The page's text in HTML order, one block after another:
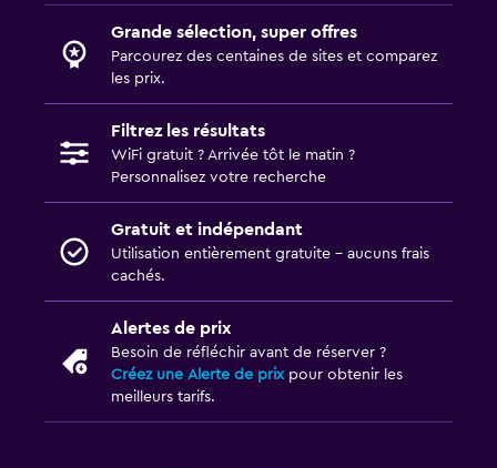
Grande sélection, super offres
Parcourez des centaines de sites et comparez
les prix.
Filtrez les résultats
WiFi gratuit ? Arrivée tôt le matin ?
Personnalisez votre recherche
Gratuit et indépendant
Utilisation entièrement gratuite - aucuns frais
cachés.
Alertes de prix
Besoin de réfléchir avant de réserver ?
Créez une Alerte de prix pour obtenir les
meilleurs tarifs.